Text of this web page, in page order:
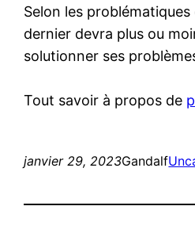
Selon les problématiques
dernier devra plus ou
solutionner ses
Tout savoir à propos de
janvier 29, 2023Gandalf